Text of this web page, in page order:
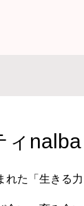
ィnalba
れた「生きる